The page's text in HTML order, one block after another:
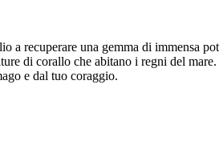
a recuperare una gemma di immensa
di corallo che abitano i regni del
e dal tuo coraggio.